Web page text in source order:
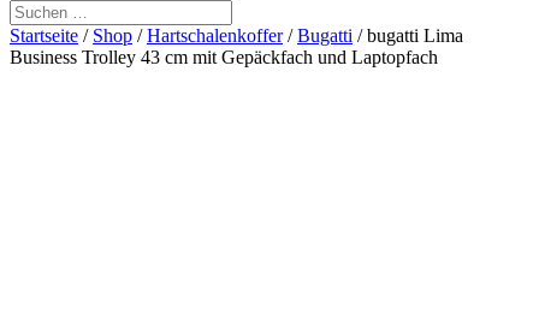
Startseite / Shop /Hartschalenkoffer/Bugatti / bugatti Lima
Business Trolley 43 cm mit Gepäckfach und Laptopfach